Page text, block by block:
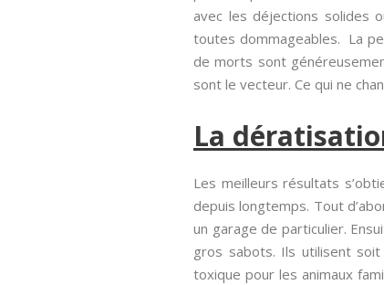
avec les déjections solides
toutes dommageables. La
de morts sont
sont le vecteur. Ce qui ne
La
Les meilleurs résultats
depuis longtemps. Tout
un garage de particulier.
gros sabots. Ils utilisent
toxique pour les animaux